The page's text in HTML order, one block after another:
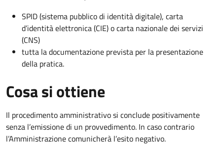
SPID (sistema pubblico di identità digitale), carta
d’identità elettronica (CIE) o carta nazionale dei servizi
(CNS)
tutta la documentazione prevista per la presentazione
della pratica.
Cosa si ottiene
Il procedimento amministrativo si conclude positivamente
senza l’emissione di un provvedimento. In caso contrario
l’Amministrazione comunicherà l’esito negativo.